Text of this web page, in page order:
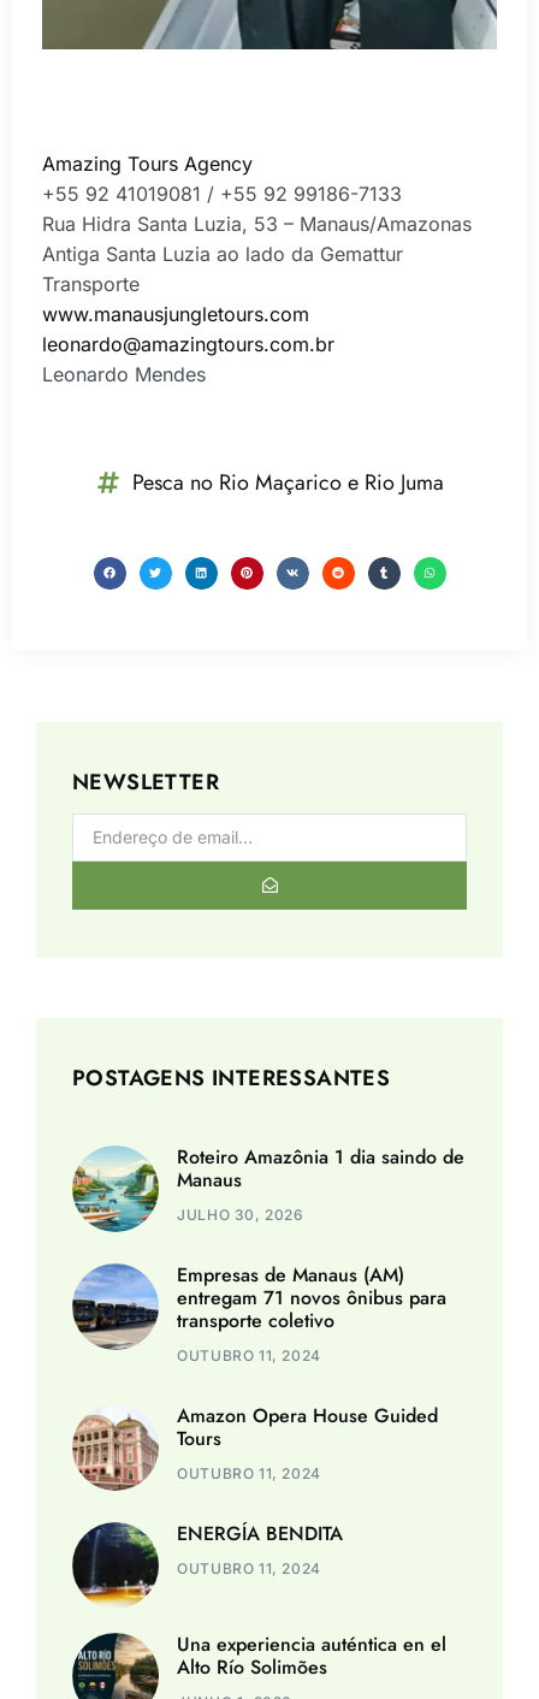
Amazing Tours Agency
+55 92 41019081 / +55 92 99186-7133
Rua Hidra Santa Luzia, 53 – Manaus/Amazonas
Antiga Santa Luzia ao lado da Gemattur
Transporte
www.manausjungletours.com
leonardo@amazingtours.com.br
Leonardo Mendes
Pesca no Rio Maçarico e Rio Juma
NEWSLETTER
POSTAGENS INTERESSANTES
Roteiro Amazônia 1 dia saindo de
Manaus
JULHO 30, 2026
Empresas de Manaus (AM)
entregam 71 novos ônibus para
transporte coletivo
OUTUBRO 11, 2024
Amazon Opera House Guided
Tours
OUTUBRO 11, 2024
ENERGÍA BENDITA
OUTUBRO 11, 2024
Una experiencia auténtica en el
Alto Río Solimões